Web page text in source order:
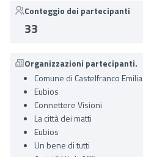
Conteggio dei partecipanti
33
Organizzazioni partecipanti.
Comune di Castelfranco Emilia
Eubios
Connettere Visioni
La città dei matti
Eubios
Un bene di tutti